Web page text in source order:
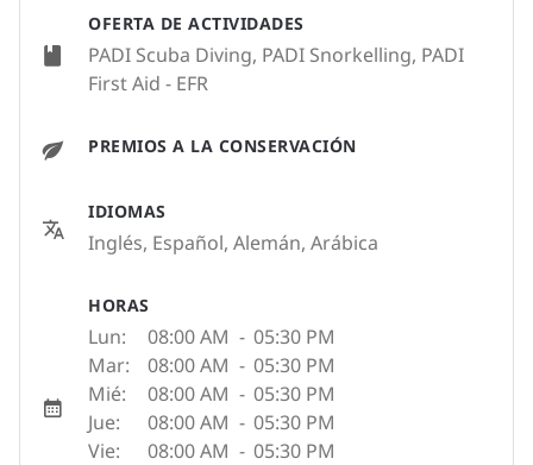
OFERTA DE ACTIVIDADES
PADI Scuba Diving, PADI Snorkelling, PADI
First Aid - EFR
PREMIOS A LA CONSERVACIÓN
IDIOMAS
Inglés, Español, Alemán, Arábica
HORAS
Lun: 08:00 AM - 05:30 PM
Mar:
08:00 AM - 05:30 PM
Mié:
08:00 AM - 05:30 PM
Jue:
08:00 AM - 05:30 PM
Vie:
08:00 AM - 05:30 PM